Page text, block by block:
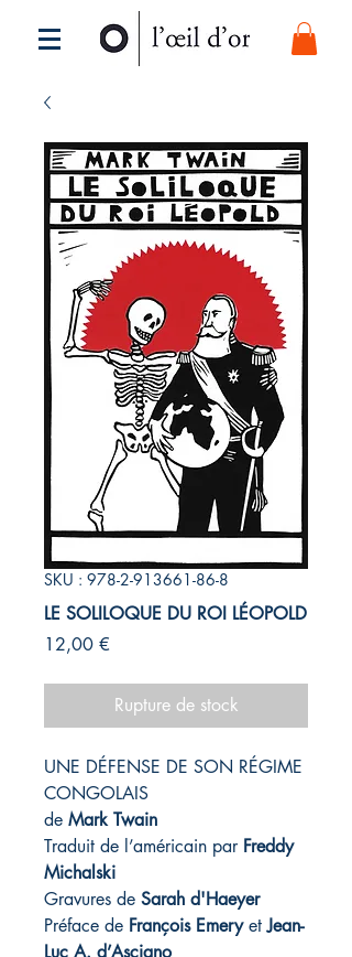
SKU : 978-2-913661-86-8
LE SOLILOQUE DU ROI LÉOPOLD
12,00 €
Rupture de stock
UNE DÉFENSE DE SON RÉGIME
CONGOLAIS
de Mark Twain
Traduit de l’américain par Freddy
Michalski
Gravures de Sarah d'Haeyer
Préface de François EmeryetJean-
Luc A. d’Asciano